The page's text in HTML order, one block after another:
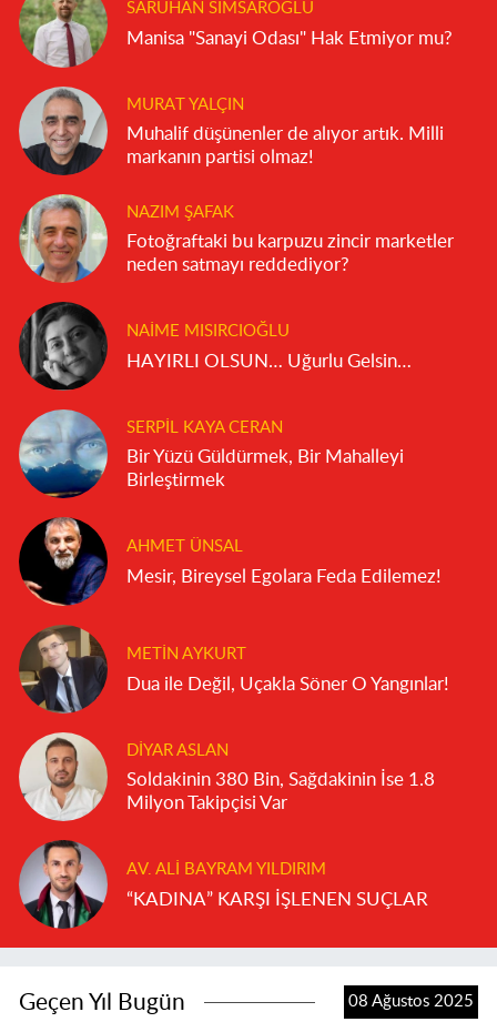
SARUHAN SIMSAROĞLU
Manisa "Sanayi Odası" Hak Etmiyor mu?
MURAT YALÇIN
Muhalif düşünenler de alıyor artık. Milli
markanın partisi olmaz!
NAZIM ŞAFAK
Fotoğraftaki bu karpuzu zincir marketler
neden satmayı reddediyor?
NAIME MISIRCIOĞLU
HAYIRLI OLSUN… Uğurlu Gelsin…
SERPIL KAYA CERAN
Bir Yüzü Güldürmek, Bir Mahalleyi
Birleştirmek
AHMET ÜNSAL
Mesir, Bireysel Egolara Feda Edilemez!
METIN AYKURT
Dua ile Değil, Uçakla Söner O Yangınlar!
DIYAR ASLAN
Soldakinin 380 Bin, Sağdakinin İse 1.8
Milyon Takipçisi Var
AV. ALI BAYRAM YILDIRIM
“KADINA” KARŞI İŞLENEN SUÇLAR
Geçen Yıl Bugün 08 Ağustos 2025